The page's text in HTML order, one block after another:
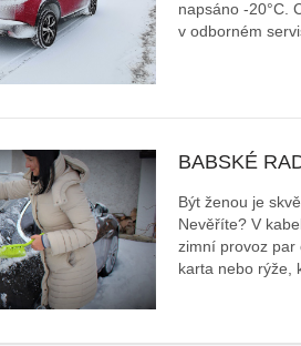
napsáno -20°C.
v odborném
BABSKÉ
Být ženou je
Nevěříte? V
zimní provoz par
karta nebo rýže,